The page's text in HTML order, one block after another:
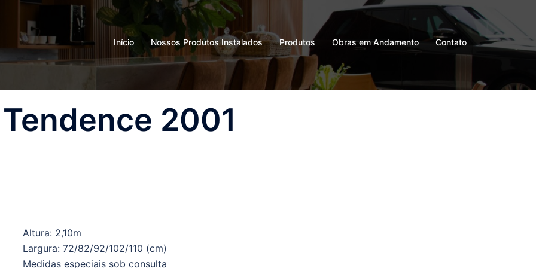
Início Nossos Produtos Instalados Produtos Obras em Andamento Contato
2001
Altura: 2,10m
Largura: 72/82/92/102/110 (cm)
Medidas especiais sob consulta